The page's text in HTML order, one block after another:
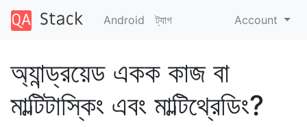
Android ট্যাগ Account
অ্যান্ড্রয়েড একক কাজ বা
মাল্টিটাস্কিং এবং মাল্টিথ্রেডিং?